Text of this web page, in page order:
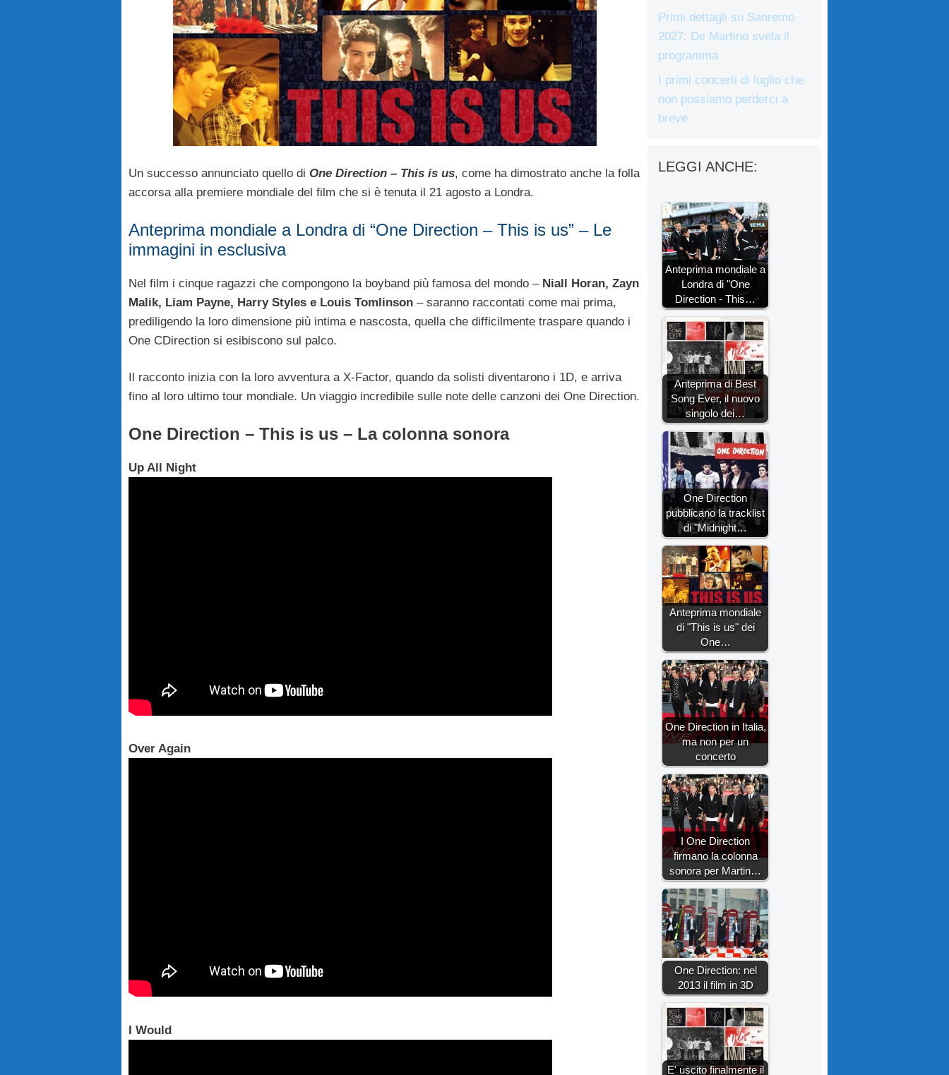
Un successo annunciato quello di One Direction – This is us, come ha dimostrato anche la folla
accorsa alla premiere mondiale del film che si è tenuta il 21 agosto a Londra.
Anteprima mondiale a Londra di “One Direction – This is us” – Le
immagini in esclusiva
Nel film i cinque ragazzi che compongono la boyband più famosa del mondo – Niall Horan, Zayn
Malik, Liam Payne, Harry Styles e Louis Tomlinson – saranno raccontati come mai prima,
prediligendo la loro dimensione più intima e nascosta, quella che difficilmente traspare quando i
One CDirection si esibiscono sul palco.
Il racconto inizia con la loro avventura a X-Factor, quando da solisti diventarono i 1D, e arriva
fino al loro ultimo tour mondiale. Un viaggio incredibile sulle note delle canzoni dei One Direction.
One Direction – This is us – La colonna sonora
Up All Night
Over Again
I Would
Primi dettagli su Sanremo
2027: De Martino svela il
programma
I primi concerti di luglio che
non possiamo perderci a
breve
LEGGI ANCHE:
Anteprima mondiale a
Londra di "One
Direction - This…
Anteprima di Best
Song Ever, il nuovo
singolo dei…
One Direction
pubblicano la tracklist
di "Midnight…
Anteprima mondiale
di "This is us" dei
One…
One Direction in Italia,
ma non per un
concerto
I One Direction
firmano la colonna
sonora per Martin…
One Direction: nel
2013 il film in 3D
E' uscito finalmente il